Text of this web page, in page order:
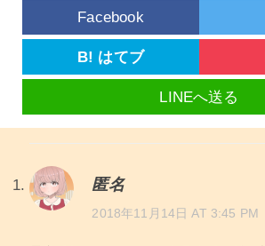
Facebook
B! はてブ
LINEへ送る
匿名
2018年11月14日 AT 3:45 PM